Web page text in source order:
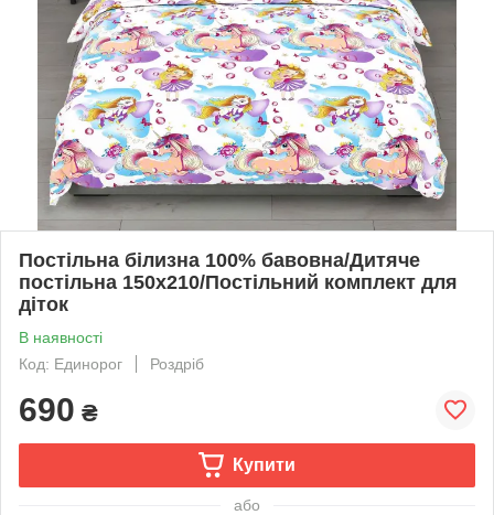
Постільна білизна 100% бавовна/Дитяче
постільна 150х210/Постільний комплект для
діток
В наявності
Код: Единорог
Роздріб
690 ₴
Купити
або